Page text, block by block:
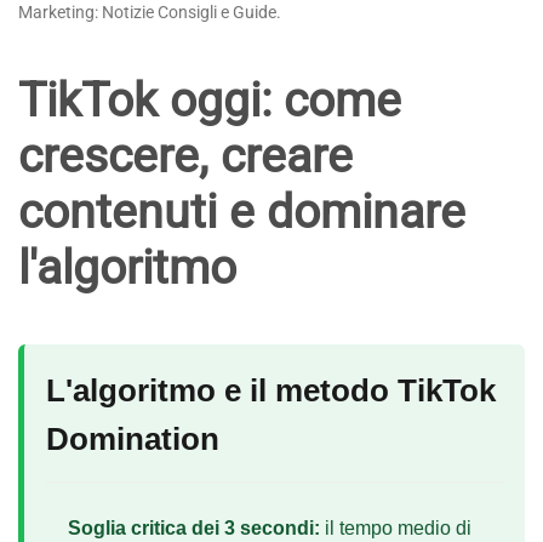
Marketing: Notizie Consigli e Guide.
TikTok oggi: come
crescere, creare
contenuti e dominare
l'algoritmo
L'algoritmo e il metodo TikTok
Domination
Soglia critica dei 3 secondi: il tempo medio di